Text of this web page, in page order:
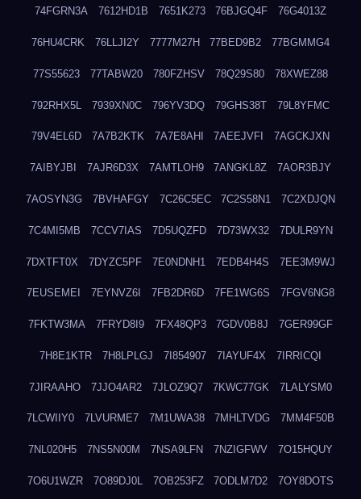
74FGRN3A 7612HD1B 7651K273 76BJGQ4F 76G4013Z
76HU4CRK 76LLJI2Y 7777M27H 77BED9B2 77BGMMG4
77S55623 77TABW20 780FZHSV 78Q29S80 78XWEZ88
792RHX5L 7939XN0C 796YV3DQ 79GHS38T 79L8YFMC
79V4EL6D 7A7B2KTK 7A7E8AHI 7AEEJVFI 7AGCKJXN
7AIBYJBI 7AJR6D3X 7AMTLOH9 7ANGKL8Z 7AOR3BJY
7AOSYN3G 7BVHAFGY 7C26C5EC 7C2S58N1 7C2XDJQN
7C4MI5MB 7CCV7IAS 7D5UQZFD 7D73WX32 7DULR9YN
7DXTFT0X 7DYZC5PF 7E0NDNH1 7EDB4H4S 7EE3M9WJ
7EUSEMEI 7EYNVZ6I 7FB2DR6D 7FE1WG6S 7FGV6NG8
7FKTW3MA 7FRYD8I9 7FX48QP3 7GDV0B8J 7GER99GF
7H8E1KTR 7H8LPLGJ 7I854907 7IAYUF4X 7IRRICQI
7JIRAAHO 7JJO4AR2 7JLOZ9Q7 7KWC77GK 7LALYSM0
7LCWIIY0 7LVURME7 7M1UWA38 7MHLTVDG 7MM4F50B
7NL020H5 7NS5N00M 7NSA9LFN 7NZIGFWV 7O15HQUY
7O6U1WZR 7O89DJ0L 7OB253FZ 7ODLM7D2 7OY8DOTS